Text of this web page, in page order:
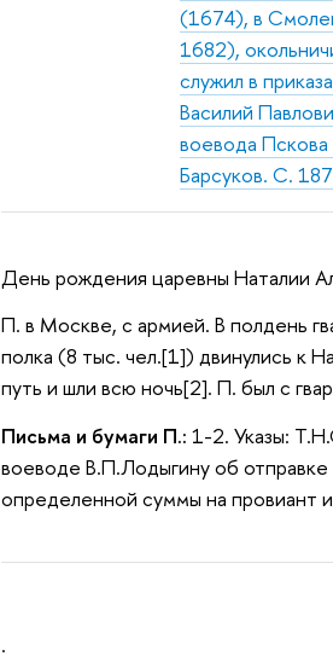
(1674), в
1682),
служил в
Василий
воевода
Барсуков. С.
День рождения царевны Наталии
П. в Москве, с армией. В полдень
полка (8 тыс. чел.[1]) двинулись к
путь и шли всю ночь[2]. П. был с
Письма и бумаги П.: 1-2. Указы:
воеводе В.П.Лодыгину об отправке
определенной суммы на провиант
.